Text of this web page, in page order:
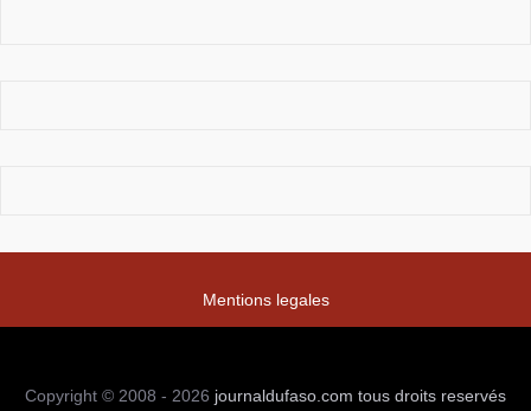
Mentions legales
Copyright © 2008 - 2026 journaldufaso.com tous droits reservés